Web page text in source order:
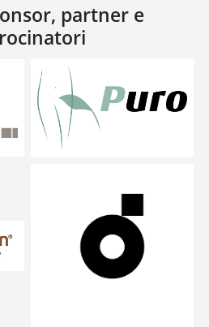
partner e